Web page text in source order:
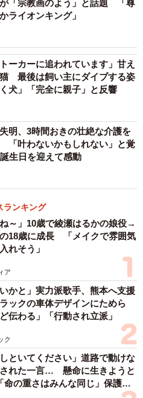
ですね。
は5年前になります。人間に
ように過ごしています。写
じません」
「宗教画のよう」と話題 「尊
ライオンキング」
ーカーに追われています」甘え
最後は飼い主にダイブする姿
犬」「完全に親子」と反響
明、3時間おきの壮絶な介護を
「叶わないかもしれない」と覚
生日を迎えて感動
ランキング
ね～」10歳で綾瀬はるかの娘役→
18歳に成長 「メイクで雰囲気
れそう」
ア
いかと」実力派歌手、熊本へ支援
ックの車体デザインにためら
伝わる」「行動され立派」
ク
しといてください」道路で動けな
れた一言… 懸命に生きようと
の重さはみんな同じ」保護団